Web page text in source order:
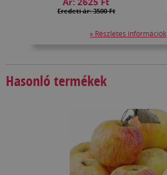
Eredeti ár: 3500 Ft
» Részletes információk
Hasonló termékek